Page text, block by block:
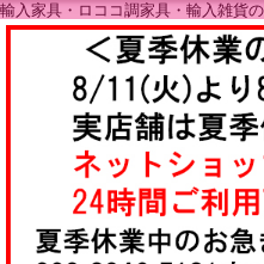
輸入家具・ロココ調家具・輸入雑貨